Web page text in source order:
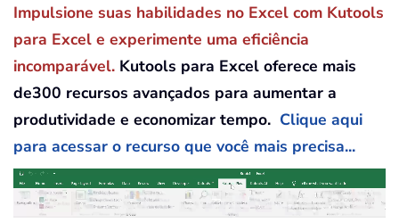
Impulsione suas habilidades no Excel com Kutools
para Excel e experimente uma eficiência
incomparável. Kutools para Excel oferece mais
de300 recursos avançados para aumentar a
produtividade e economizar tempo. Clique aqui
para acessar o recurso que você mais precisa...